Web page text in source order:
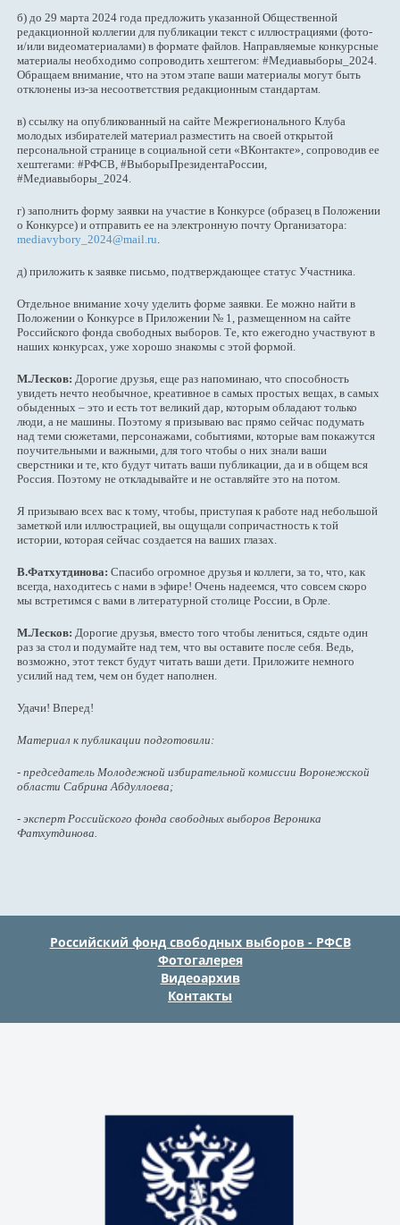
б) до 29 марта 2024 года предложить указанной Общественной
редакционной коллегии для публикации текст с иллюстрациями (фото-
и/или видеоматериалами) в формате файлов. Направляемые конкурсные
материалы необходимо сопроводить хештегом: #Медиавыборы_2024.
Обращаем внимание, что на этом этапе ваши материалы могут быть
отклонены из-за несоответствия редакционным стандартам.
в) ссылку на опубликованный на сайте Межрегионального Клуба
молодых избирателей материал разместить на своей открытой
персональной странице в социальной сети «ВКонтакте», сопроводив ее
хештегами: #РФСВ, #ВыборыПрезидентаРоссии,
#Медиавыборы_2024.
г) заполнить форму заявки на участие в Конкурсе (образец в Положении
о Конкурсе) и отправить ее на электронную почту Организатора:
mediavybory_2024@mail.ru.
д) приложить к заявке письмо, подтверждающее статус Участника.
Отдельное внимание хочу уделить форме заявки. Ее можно найти в
Положении о Конкурсе в Приложении № 1, размещенном на сайте
Российского фонда свободных выборов. Те, кто ежегодно участвуют в
наших конкурсах, уже хорошо знакомы с этой формой.
М.Лесков: Дорогие друзья, еще раз напоминаю, что способность
увидеть нечто необычное, креативное в самых простых вещах, в самых
обыденных – это и есть тот великий дар, которым обладают только
люди, а не машины. Поэтому я призываю вас прямо сейчас подумать
над теми сюжетами, персонажами, событиями, которые вам покажутся
поучительными и важными, для того чтобы о них знали ваши
сверстники и те, кто будут читать ваши публикации, да и в общем вся
Россия. Поэтому не откладывайте и не оставляйте это на потом.
Я призываю всех вас к тому, чтобы, приступая к работе над небольшой
заметкой или иллюстрацией, вы ощущали сопричастность к той
истории, которая сейчас создается на ваших глазах.
В.Фатхутдинова: Спасибо огромное друзья и коллеги, за то, что, как
всегда, находитесь с нами в эфире! Очень надеемся, что совсем скоро
мы встретимся с вами в литературной столице России, в Орле.
М.Лесков: Дорогие друзья, вместо того чтобы лениться, сядьте один
раз за стол и подумайте над тем, что вы оставите после себя. Ведь,
возможно, этот текст будут читать ваши дети. Приложите немного
усилий над тем, чем он будет наполнен.
Удачи! Вперед!
Материал к публикации подготовили:
- председатель Молодежной избирательной комиссии Воронежской
области Сабрина Абдуллоева;
- эксперт Российского фонда свободных выборов Вероника
Фатхутдинова.
Российский фонд свободных выборов - РФСВ
Фотогалерея
Видеоархив
Контакты